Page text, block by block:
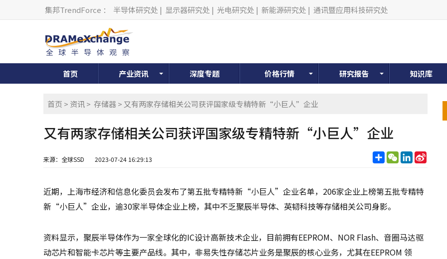
集邦TrendForce ： 半导体研究处 | 显示器研究处 | 光电研究处 | 新能源研究处 | 通讯暨应用科技研究处
首页 产业资讯 深度专题 价格行情 研究报告 知识库
首页 > 资讯> 存储器> 又有两家存储相关公司获评国家级专精特新“小巨人”企业
又有两家存储相关公司获评国家级专精特新“小巨人”企业
来源：全球SSD 2023-07-24 16:29:13 分
享
WeChatLinkedIn
Sina
近期，上海市经济和信息化委员会发布了第五批专精特新“小巨人”企业名单，206家企业上榜第五批专精特
新“小巨人”企业，逾30家半导体企业上榜，其中不乏聚辰半导体、英韧科技等存储相关公司身影。
资料显示，聚辰半导体作为一家全球化的IC设计高新技术企业，目前拥有EEPROM、NOR Flash、音圈马达驱
动芯片和智能卡芯片等主要产品线。其中，非易失性存储芯片业务是聚辰的核心业务，尤其在EEPROM 领